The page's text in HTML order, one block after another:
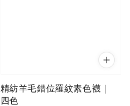
精紡羊毛錯位羅紋素色襪｜
四色